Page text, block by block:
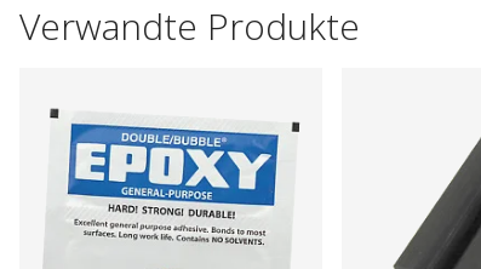
Verwandte Produkte